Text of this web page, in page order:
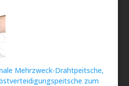
Mehrzweck-Drahtpeitsche,
zum